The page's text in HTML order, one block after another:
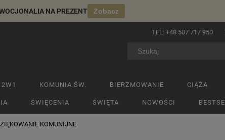
NA PREZENT Zobacz
TEL: +48 507 717 950
KOMUNIA ŚW. BIERZMOWANIE CIĄŻA
ŚWIĘCENIA ŚWIĘTA NOWOŚCI
KOMUNIJNE